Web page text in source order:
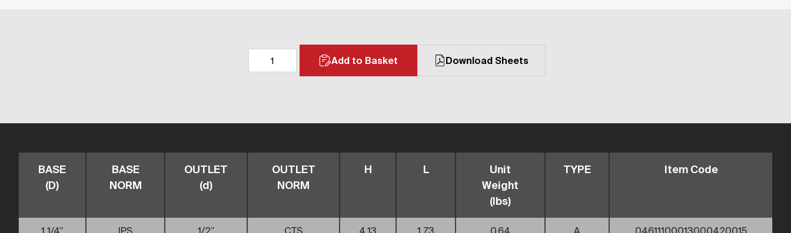
Add to Basket Download Sheets
BASE
(D)
BASE
NORM
OUTLET
(d)
OUTLET
NORM
H L
Unit
Weight
(lbs)
TYPE Item Code
1 1/4” IPS 1/2” CTS 4,13 1,73 0,64 A 04611100013000420015